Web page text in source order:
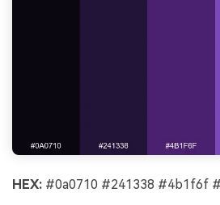
HEX: #0a0710 #241338 #4b1f6f